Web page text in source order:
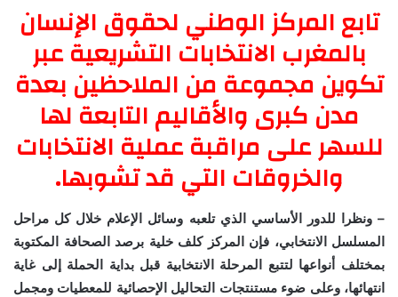
تابع المركز الوطني لحقوق الإنسان
بالمغرب الانتخابات التشريعية عبر
تكوين مجموعة من الملاحظين بعدة
مدن كبرى والأقاليم التابعة لها
للسهر على مراقبة عملية الانتخابات
والخروقات التي قد تشوبها.
– ونظرا للدور الأساسي الذي تلعبه وسائل الإعلام خلال كل مراحل
المسلسل الانتخابي، فإن المركز كلف خلية برصد الصحافة المكتوبة
بمختلف أنواعها لتتبع المرحلة الانتخابية قبل بداية الحملة إلى غاية
انتهائها، وعلى ضوء مستنتجات التحاليل الإحصائية للمعطيات ومجمل